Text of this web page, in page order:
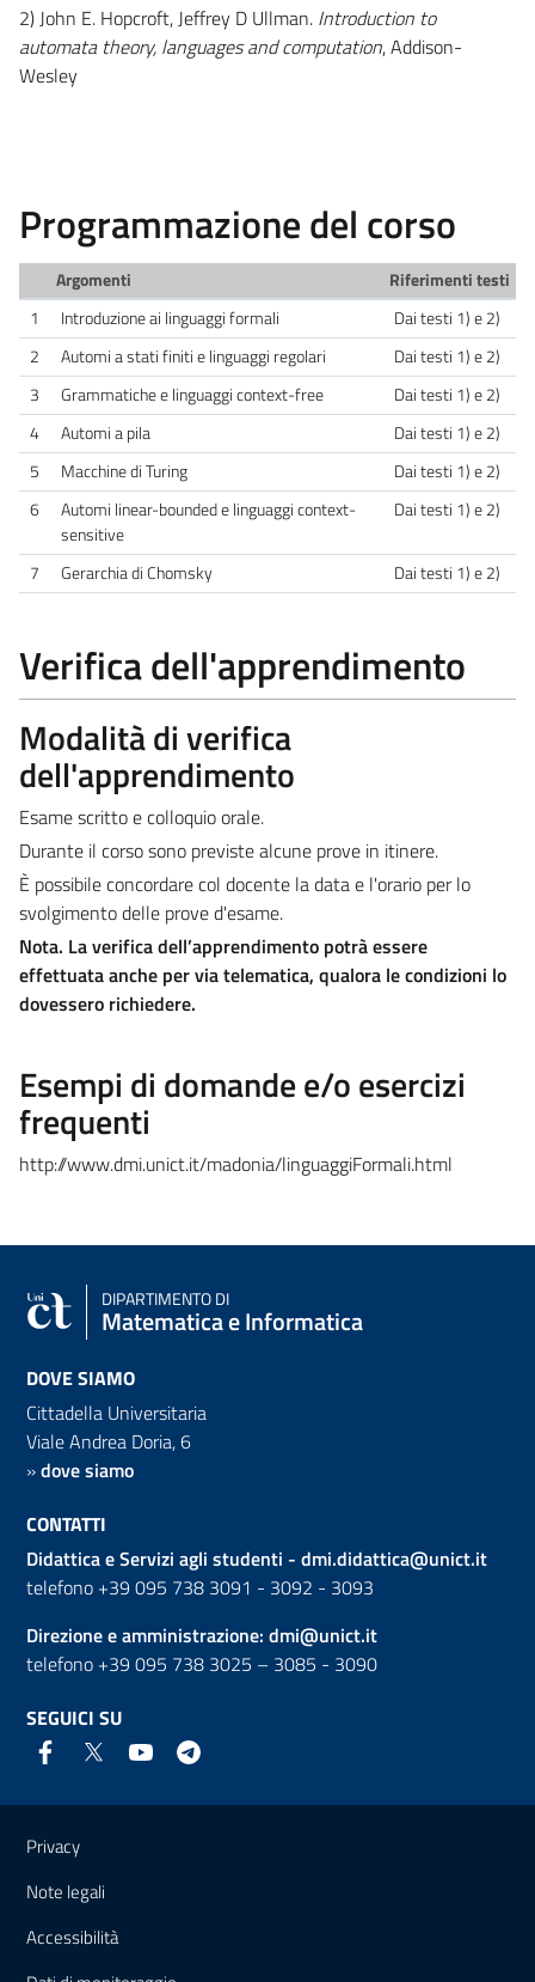
2) John E. Hopcroft, Jeffrey D Ullman. Introduction to
automata theory, languages and computation, Addison-
Wesley
Programmazione del corso
Argomenti
Riferimenti testi
1
Introduzione ai linguaggi formali
Dai testi 1) e 2)
2
Automi a stati finiti e linguaggi regolari
Dai testi 1) e 2)
3
Grammatiche e linguaggi context-free
Dai testi 1) e 2)
4
Automi a pila
Dai testi 1) e 2)
5
Macchine di Turing
Dai testi 1) e 2)
6
Automi linear-bounded e linguaggi context-
sensitive
Dai testi 1) e 2)
7 Gerarchia di Chomsky Dai testi 1) e 2)
Verifica dell'apprendimento
Modalità di verifica
dell'apprendimento
Esame scritto e colloquio orale.
Durante il corso sono previste alcune prove in itinere.
È possibile concordare col docente la data e l'orario per lo
svolgimento delle prove d'esame.
Nota. La verifica dell’apprendimento potrà essere
effettuata anche per via telematica, qualora le condizioni lo
dovessero richiedere.
Esempi di domande e/o esercizi
frequenti
http://www.dmi.unict.it/madonia/linguaggiFormali.html
DIPARTIMENTO DI
Matematica e Informatica
DOVE SIAMO
Cittadella Universitaria
Viale Andrea Doria, 6
»dove siamo
CONTATTI
Didattica e Servizi agli studenti - dmi.didattica@unict.it
telefono +39 095 738 3091 - 3092 - 3093
Direzione e amministrazione: dmi@unict.it
telefono +39 095 738 3025 – 3085 - 3090
SEGUICI SU
Link e informazioni utili
Privacy
Note legali
Accessibilità